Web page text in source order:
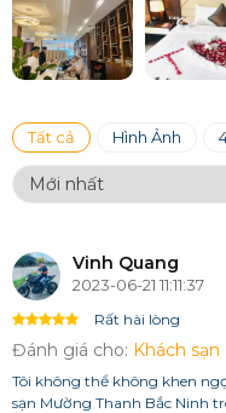
Tất cả Hình Ảnh
Vinh Quang
2023-06-21 11:11:37
Rất hài lòng
Đánh giá cho: Khách
Tôi không thể không khen
sạn Mường Thanh Bắc Ninh